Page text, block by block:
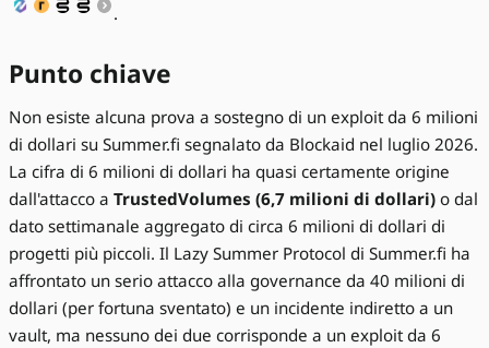
.
Punto chiave
Non esiste alcuna prova a sostegno di un exploit da 6 milioni
di dollari su Summer.fi segnalato da Blockaid nel luglio 2026.
La cifra di 6 milioni di dollari ha quasi certamente origine
dall'attacco a TrustedVolumes (6,7 milioni di dollari) o dal
dato settimanale aggregato di circa 6 milioni di dollari di
progetti più piccoli. Il Lazy Summer Protocol di Summer.fi ha
affrontato un serio attacco alla governance da 40 milioni di
dollari (per fortuna sventato) e un incidente indiretto a un
vault, ma nessuno dei due corrisponde a un exploit da 6